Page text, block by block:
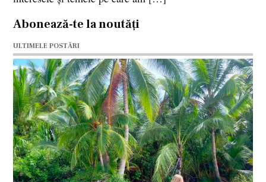
Abonează-te la noutăți
ULTIMELE POSTĂRI